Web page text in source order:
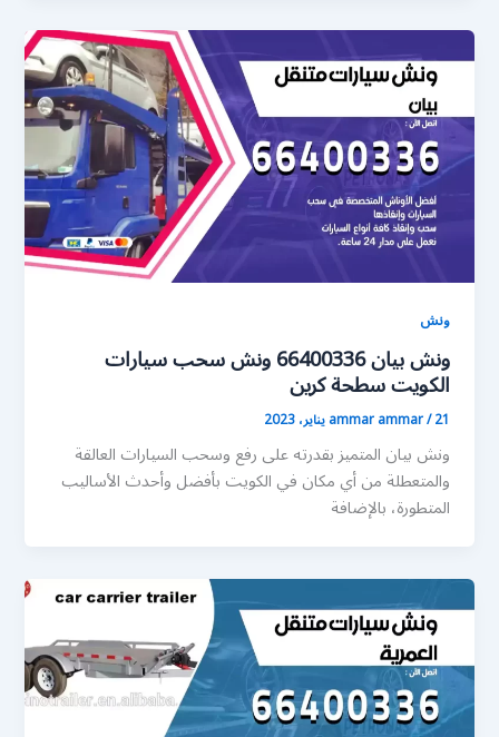
ونش
ونش بيان 66400336 ونش سحب سيارات
الكويت سطحة كرين
ammar ammar/21 يناير، 2023
ونش بيان المتميز بقدرته على رفع وسحب السيارات العالقة
والمتعطلة من أي مكان في الكويت بأفضل وأحدث الأساليب
المتطورة، بالإضافة